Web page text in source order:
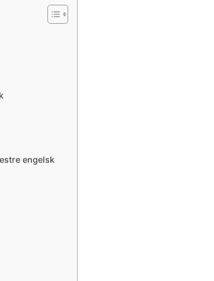
engelsk